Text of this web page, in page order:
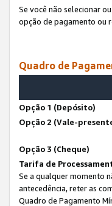
Se você não selecionar
opção de pagamento ou
Quadro de
Opção 1 (Depósito)
Opção 2 (Vale-
Opção 3 (Cheque)
Tarifa de
Se a qualquer momento
antecedência, reter as
Quadro de Pagamento